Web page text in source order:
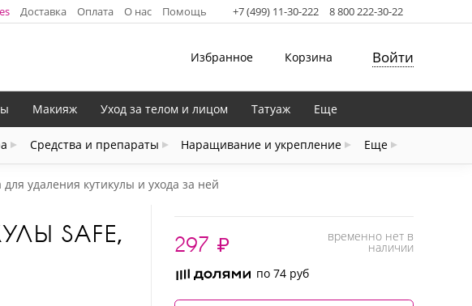
Доставка Оплата О нас Помощь +7 (499) 11-30-222 8 800 222-30-22
Избранное Корзина Войти
Средства и препараты Наращивание и укрепление Еще
Макияж Уход за телом и лицом Татуаж Еще
для удаления кутикулы и ухода за ней
SAFE,
297 ₽ временно нет в
наличии
по 74 руб